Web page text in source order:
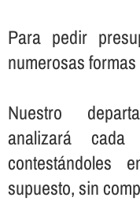
Para pedir
numerosas
Nuestro
analizará
supuesto, sin